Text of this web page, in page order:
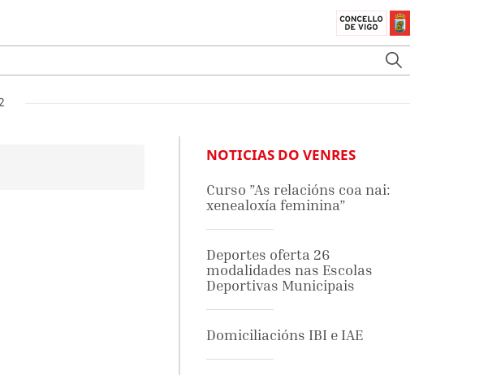
NOTICIAS DO VENRES
Curso ”As relacións coa nai:
xenealoxía feminina”
Deportes oferta 26
modalidades nas Escolas
Deportivas Municipais
Domiciliacións IBI e IAE